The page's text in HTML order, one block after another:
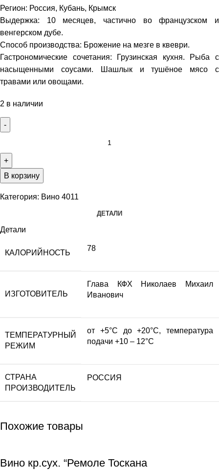
Регион: Россия, Кубань, Крымск
Выдержка: 10 месяцев, частично во французском и
венгерском дубе.
Способ производства: Брожение на мезге в квеври.
Гастрономические сочетания: Грузинская кухня. Рыба с
насыщенными соусами. Шашлык и тушёное мясо с
травами или овощами.
2 в наличии
В корзину
Категория: Вино 4011
ДЕТАЛИ
Детали
КАЛОРИЙНОСТЬ
78
ИЗГОТОВИТЕЛЬ
Глава КФХ Николаев Михаил
Иванович
ТЕМПЕРАТУРНЫЙ
РЕЖИМ
от +5°С до +20°С, температура
подачи +10 – 12°С
СТРАНА
ПРОИЗВОДИТЕЛЬ
РОССИЯ
Похожие товары
Вино кр.сух. “Ремоле Тоскана